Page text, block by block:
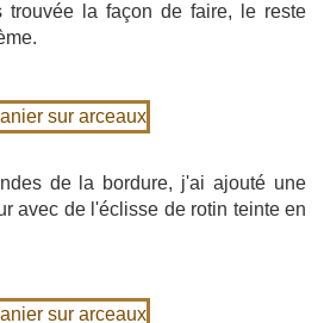
trouvée la façon de faire, le reste
de la bordure, j'ai ajouté une
avec de l'éclisse de rotin teinte en